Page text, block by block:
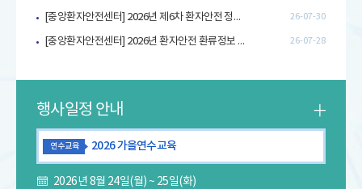
[중앙환자안전센터] 2026년 제6차 환자안전 정보제공지 안내 26-07-30
[중앙환자안전센터] 2026년 환자안전 환류정보 활용 우수사례 공모전 개최 안내 26-07-28
행사일정 안내
연수교육 2026 가을연수교육
2026년 8월 24일(월) ~ 25일(화)